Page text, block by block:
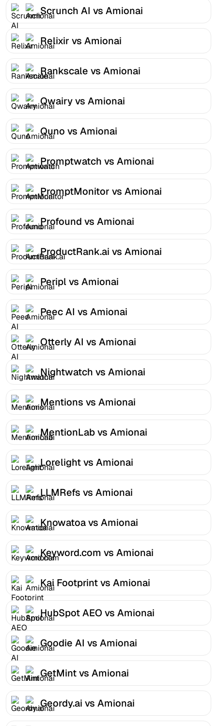
Scrunch AI vs Amionai
Relixir vs Amionai
Rankscale vs Amionai
Qwairy vs Amionai
Quno vs Amionai
Promptwatch vs Amionai
PromptMonitor vs Amionai
Profound vs Amionai
ProductRank.ai vs Amionai
Peripl vs Amionai
Peec AI vs Amionai
Otterly AI vs Amionai
Nightwatch vs Amionai
Mentions vs Amionai
MentionLab vs Amionai
Lorelight vs Amionai
LLMRefs vs Amionai
Knowatoa vs Amionai
Keyword.com vs Amionai
Kai Footprint vs Amionai
HubSpot AEO vs Amionai
Goodie AI vs Amionai
GetMint vs Amionai
Geordy.ai vs Amionai